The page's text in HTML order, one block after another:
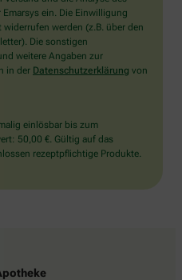
ein. Die Einwilligung
werden (z.B. über den
Die sonstigen
weitere Angaben zur
in der Datenschutzerklärung von
einlösbar bis zum
50,00 €. Gültig auf das
rezeptpflichtige Produkte.